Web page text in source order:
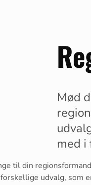
Mød
med i
til din
udvalg, som